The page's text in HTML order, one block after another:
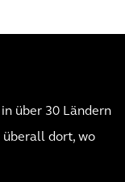
über 30 Ländern
überall dort, wo